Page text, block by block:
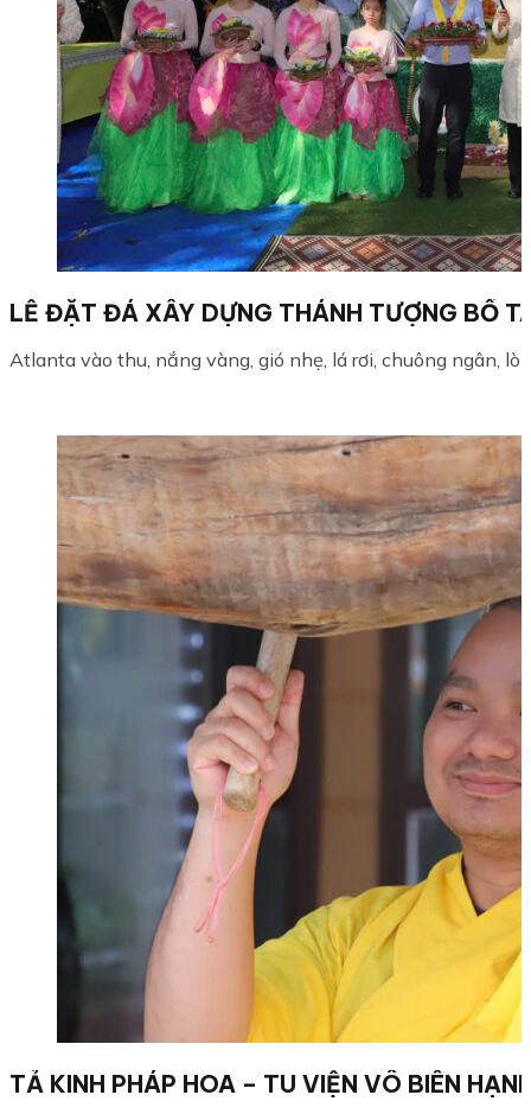
LỄ ĐẶT ĐÁ XÂY DỰNG THÁNH TƯỢNG BỒ
Atlanta vào thu, nắng vàng, gió nhẹ, lá rơi, chuông ngân,
TẢ KINH PHÁP HOA – TU VIỆN VÔ BIÊN